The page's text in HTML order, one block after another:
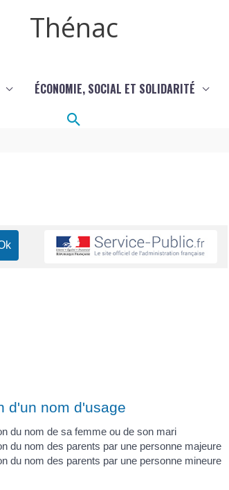
Thénac
ÉCONOMIE, SOCIAL ET SOLIDARITÉ
Rechercher
d'un nom d'usage
du nom de sa femme ou de son mari
du nom des parents par une personne majeure
du nom des parents par une personne mineure